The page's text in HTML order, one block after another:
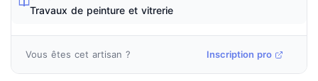
Travaux de peinture et vitrerie
Vous êtes cet artisan ? Inscription pro